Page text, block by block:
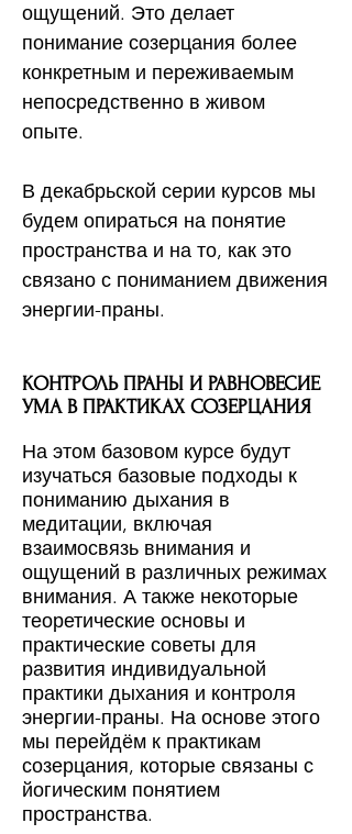
ощущений. Это делает
понимание созерцания более
конкретным и переживаемым
непосредственно в живом
опыте.
В декабрьской серии курсов мы
будем опираться на понятие
пространства и на то, как это
связано с пониманием движения
энергии-праны.
КОНТРОЛЬ ПРАНЫ И РАВНОВЕСИЕ
УМА В ПРАКТИКАХ СОЗЕРЦАНИЯ
На этом базовом курсе будут
изучаться базовые подходы к
пониманию дыхания в
медитации, включая
взаимосвязь внимания и
ощущений в различных режимах
внимания. А также некоторые
теоретические основы и
практические советы для
развития индивидуальной
практики дыхания и контроля
энергии-праны. На основе этого
мы перейдём к практикам
созерцания, которые связаны с
йогическим понятием
пространства.